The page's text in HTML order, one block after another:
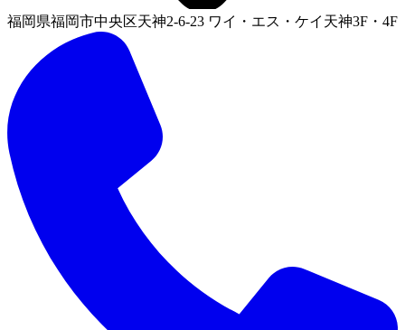
福岡県福岡市中央区天神2-6-23 ワイ・エス・ケイ天神3F・4F